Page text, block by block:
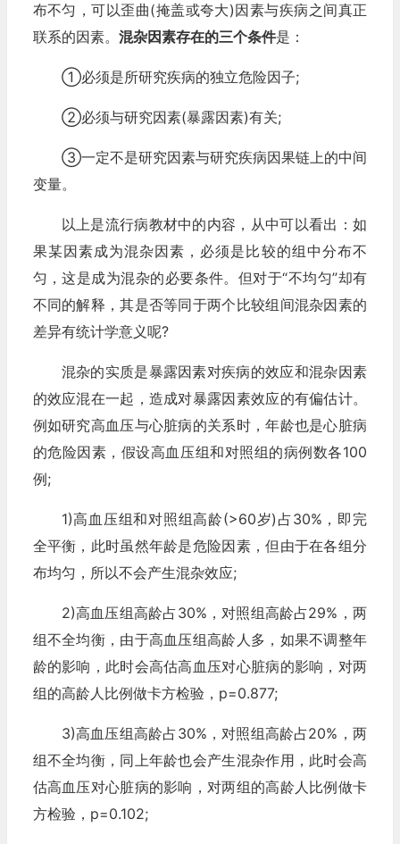
布不匀，可以歪曲(掩盖或夸大)因素与疾病之间真正
联系的因素。 混杂因素存在的三个条件是：
①必须是所研究疾病的独立危险因子;
②必须与研究因素(暴露因素)有关;
③一定不是研究因素与研究疾病因果链上的中间
变量。
以上是流行病教材中的内容，从中可以看出：如
果某因素成为混杂因素，必须是比较的组中分布不
匀，这是成为混杂的必要条件。但对于“不均匀”却有
不同的解释，其是否等同于两个比较组间混杂因素的
差异有统计学意义呢?
混杂的实质是暴露因素对疾病的效应和混杂因素
的效应混在一起，造成对暴露因素效应的有偏估计。
例如研究高血压与心脏病的关系时，年龄也是心脏病
的危险因素，假设高血压组和对照组的病例数各100
例;
1)高血压组和对照组高龄(>60岁)占30%，即完
全平衡，此时虽然年龄是危险因素，但由于在各组分
布均匀，所以不会产生混杂效应;
2)高血压组高龄占30%，对照组高龄占29%，两
组不全均衡，由于高血压组高龄人多，如果不调整年
龄的影响，此时会高估高血压对心脏病的影响，对两
组的高龄人比例做卡方检验，p=0.877;
3)高血压组高龄占30%，对照组高龄占20%，两
组不全均衡，同上年龄也会产生混杂作用，此时会高
估高血压对心脏病的影响，对两组的高龄人比例做卡
方检验，p=0.102;